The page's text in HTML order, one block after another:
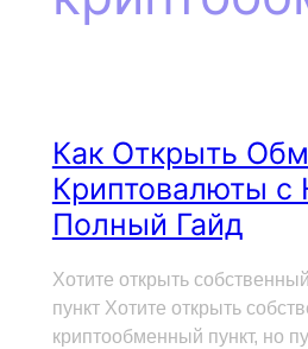
Как Открыть
Криптовалюты с
Полный Гайд
Хотите открыть
пункт Хотите открыть
криптообменный пункт, но